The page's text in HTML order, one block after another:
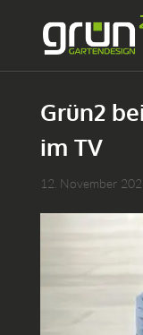
Grün2
im TV
12. November